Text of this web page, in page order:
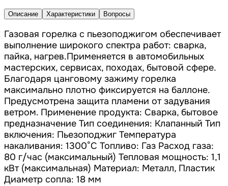
Описание Характеристики Вопросы
Газовая горелка с пьезоподжигом обеспечивает
выполнение широкого спектра работ: сварка,
пайка, нагрев.Применяется в автомобильных
мастерских, сервисах, походах, бытовой сфере.
Благодаря цанговому зажиму горелка
максимально плотно фиксируется на баллоне.
Предусмотрена защита пламени от задувания
ветром. Применение продукта: Сварка, бытовое
предназначение Тип соединения: Клапанный Тип
включения: Пьезоподжиг Температура
накаливания: 1300°C Топливо: Газ Расход газа:
80 г/час (максимальный) Тепловая мощность: 1,1
кВт (максимальная) Материал: Металл, Пластик
Диаметр сопла: 18 мм